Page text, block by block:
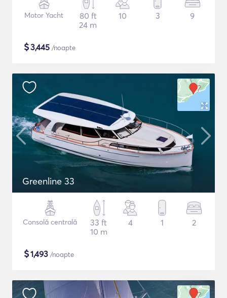
Motor Yacht
80 ft
24 m
10 3 9
$3,445 /noapte
Greenline 33
Consolă centrală
33 ft
10 m
4 1 2
$1,493 /noapte